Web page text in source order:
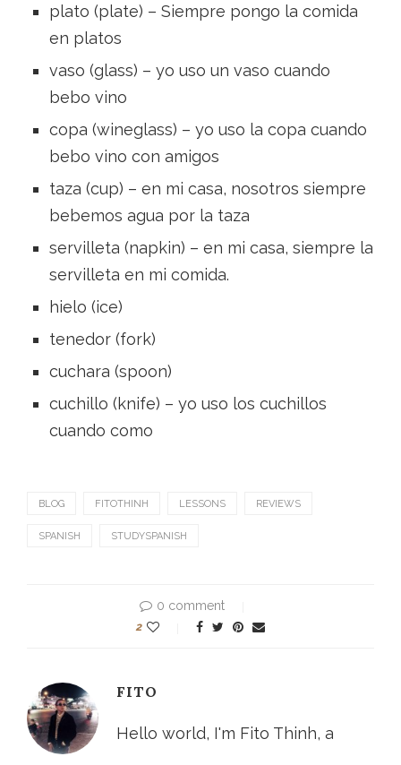
plato (plate) – Siempre pongo la comida
en platos
vaso (glass) – yo uso un vaso cuando
bebo vino
copa (wineglass) – yo uso la copa cuando
bebo vino con amigos
taza (cup) – en mi casa, nosotros siempre
bebemos agua por la taza
servilleta (napkin) – en mi casa, siempre la
servilleta en mi comida.
hielo (ice)
tenedor (fork)
cuchara (spoon)
cuchillo (knife) – yo uso los cuchillos
cuando como
BLOG FITOTHINH LESSONS REVIEWS
SPANISH STUDYSPANISH
0 comment
2
FITO
Hello world, I'm Fito Thinh, a